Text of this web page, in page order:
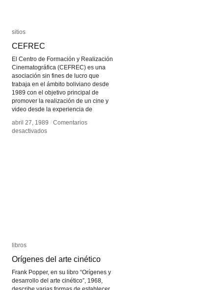
sitios
CEFREC
El Centro de Formación y Realización
Cinematográfica (CEFREC) es una
asociación sin fines de lucro que
trabaja en el ámbito boliviano desde
1989 con el objetivo principal de
promover la realización de un cine y
video desde la experiencia de
abril 27, 1989 / Comentarios
desactivadosen
sitios
CEFREC
abril 27, 1989 / Comentarios
desactivadosen
libros
Orígenes del arte cinético
Frank Popper, en su libro “Orígenes y
desarrollo del arte cinético”, 1968,
libros
Orígenes del arte cinético